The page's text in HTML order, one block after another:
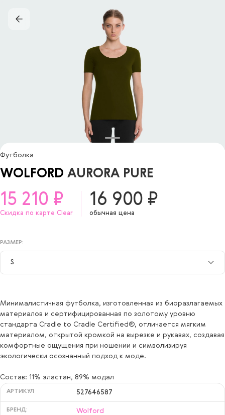
Футболка
WOLFORD AURORA PURE
РАЗМЕР:
S
15 210 ₽
Скидка по карте Clear
16 900 ₽
обычная цена
Минималистичная футболка, изготовленная из биоразлагаемых
материалов и сертифицированная по золотому уровню
стандарта Cradle to Cradle Certified®, отличается мягким
материалом, открытой кромкой на вырезке и рукавах, создавая
комфортные ощущения при ношении и символизируя
экологически осознанный подход к моде.
Состав: 11% эластан, 89% модал
АРТИКУЛ 527646587
БРЕНД: Wolford